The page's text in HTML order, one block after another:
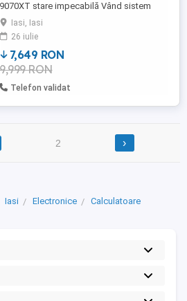
9070XT stare impecabilă Vând sistem
desktop construit din componente de
generație nouă, folosit foarte puțin, fără
niciun fel de probleme. Calculatorul
funcționează perfect, temperaturi
excelente, silențios și foarte performant
atât în gaming, cât și în aplicații ...
Iasi, Iasi
26 iulie
7,649 RON
9,999 RON
Telefon validat
2 ›
Iasi Electronice
Calculatoare